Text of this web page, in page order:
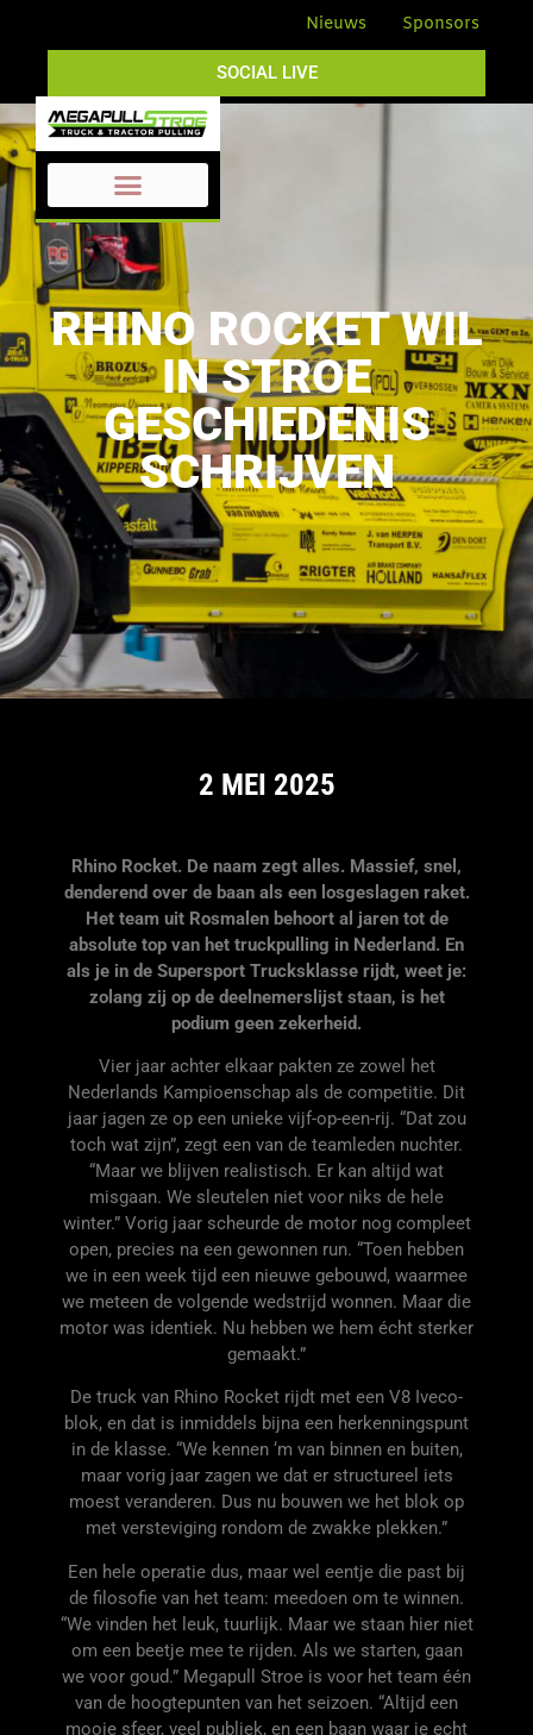
Nieuws Sponsors
SOCIAL LIVE
RHINO ROCKET WIL
IN STROE
GESCHIEDENIS
SCHRIJVEN
2 MEI 2025
Rhino Rocket. De naam zegt alles. Massief, snel,
denderend over de baan als een losgeslagen raket.
Het team uit Rosmalen behoort al jaren tot de
absolute top van het truckpulling in Nederland. En
als je in de Supersport Trucksklasse rijdt, weet je:
zolang zij op de deelnemerslijst staan, is het
podium geen zekerheid.
Vier jaar achter elkaar pakten ze zowel het
Nederlands Kampioenschap als de competitie. Dit
jaar jagen ze op een unieke vijf-op-een-rij. “Dat zou
toch wat zijn”, zegt een van de teamleden nuchter.
“Maar we blijven realistisch. Er kan altijd wat
misgaan. We sleutelen niet voor niks de hele
winter.” Vorig jaar scheurde de motor nog compleet
open, precies na een gewonnen run. “Toen hebben
we in een week tijd een nieuwe gebouwd, waarmee
we meteen de volgende wedstrijd wonnen. Maar die
motor was identiek. Nu hebben we hem écht sterker
gemaakt.”
De truck van Rhino Rocket rijdt met een V8 Iveco-
blok, en dat is inmiddels bijna een herkenningspunt
in de klasse. “We kennen ‘m van binnen en buiten,
maar vorig jaar zagen we dat er structureel iets
moest veranderen. Dus nu bouwen we het blok op
met versteviging rondom de zwakke plekken.”
Een hele operatie dus, maar wel eentje die past bij
de filosofie van het team: meedoen om te winnen.
“We vinden het leuk, tuurlijk. Maar we staan hier niet
om een beetje mee te rijden. Als we starten, gaan
we voor goud.” Megapull Stroe is voor het team één
van de hoogtepunten van het seizoen. “Altijd een
mooie sfeer, veel publiek, en een baan waar je echt